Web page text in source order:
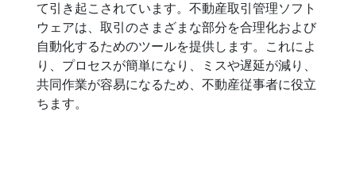
て引き起こされています。不動産取引管理ソフト
ウェアは、取引のさまざまな部分を合理化および
自動化するためのツールを提供します。これによ
り、プロセスが簡単になり、ミスや遅延が減り、
共同作業が容易になるため、不動産従事者に役立
ちます。